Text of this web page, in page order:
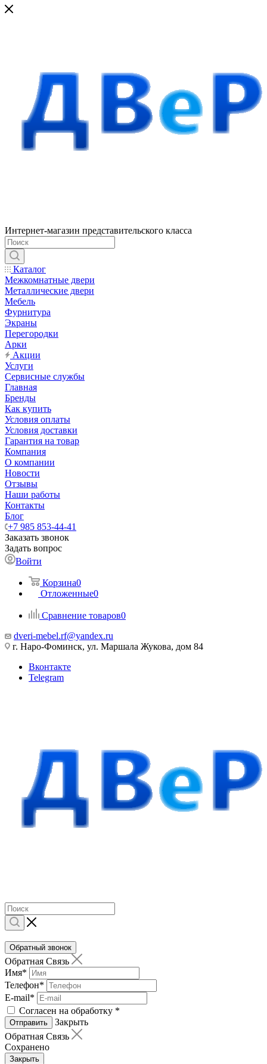
Интернет-магазин представительского класса
Каталог
Межкомнатные двери
Металлические двери
Мебель
Фурнитура
Экраны
Перегородки
Арки
Акции
Услуги
Сервисные службы
Главная
Бренды
Как купить
Условия оплаты
Условия доставки
Гарантия на товар
Компания
О компании
Новости
Отзывы
Наши работы
Контакты
Блог
+7 985 853-44-41
Заказать звонок
Задать вопрос
Войти
Корзина0
Отложенные0
Сравнение товаров0
dveri-mebel.rf@yandex.ru
г. Наро-Фоминск, ул. Маршала Жукова, дом 84
Вконтакте
Telegram
Обратный звонок
Обратная Связь
Имя*
Телефон*
E-mail*
Согласен на обработку *
Отправить
Закрыть
Обратная Связь
Сохранено
Закрыть